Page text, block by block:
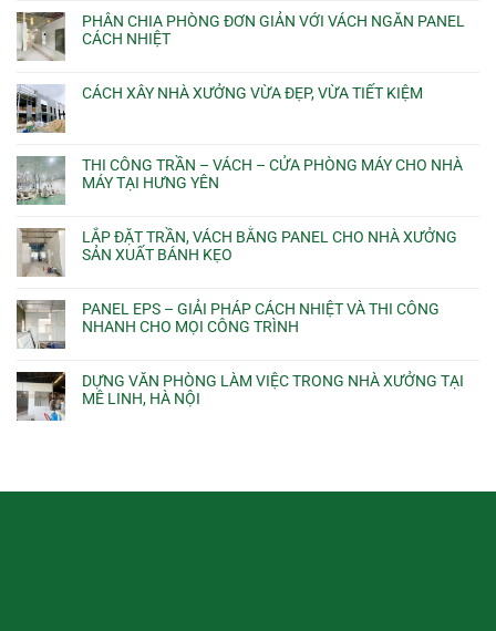
PHÂN CHIA PHÒNG ĐƠN GIẢN VỚI VÁCH NGĂN PANEL
CÁCH NHIỆT
CÁCH XÂY NHÀ XƯỞNG VỪA ĐẸP, VỪA TIẾT KIỆM
THI CÔNG TRẦN – VÁCH – CỬA PHÒNG MÁY CHO NHÀ
MÁY TẠI HƯNG YÊN
LẮP ĐẶT TRẦN, VÁCH BẰNG PANEL CHO NHÀ XƯỞNG
SẢN XUẤT BÁNH KẸO
PANEL EPS – GIẢI PHÁP CÁCH NHIỆT VÀ THI CÔNG
NHANH CHO MỌI CÔNG TRÌNH
DỰNG VĂN PHÒNG LÀM VIỆC TRONG NHÀ XƯỞNG TẠI
MÊ LINH, HÀ NỘI